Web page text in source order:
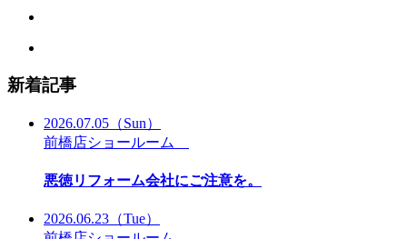
新着記事
2026.07.05 （Sun）
前橋店ショールーム
悪徳リフォーム会社にご注意を。
2026.06.23 （Tue）